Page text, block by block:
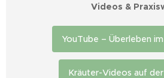
🎥 Videos &
YouTube – Überleben
Kräuter-Videos auf